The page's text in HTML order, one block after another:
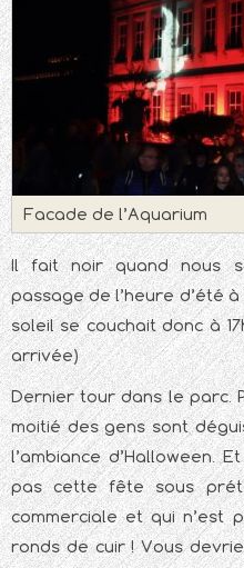
Facade de l’Aquarium
Il fait noir quand nous
passage de l’heure d’été
soleil se couchait donc à
arrivée)
Dernier tour dans le parc.
moitié des gens sont
l’ambiance d’Halloween.
pas cette fête sous
commerciale et qui n’est
ronds de cuir ! Vous